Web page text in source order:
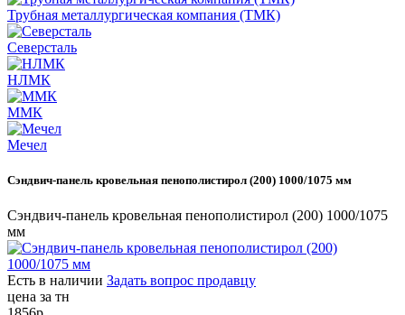
Трубная металлургическая компания (ТМК)
Северсталь
НЛМК
ММК
Мечел
Сэндвич-панель кровельная пенополистирол (200) 1000/1075 мм
Сэндвич-панель кровельная пенополистирол (200) 1000/1075
мм
Есть в наличии Задать вопрос продавцу
цена за тн